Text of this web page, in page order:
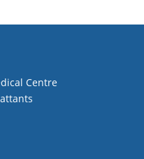
Centre